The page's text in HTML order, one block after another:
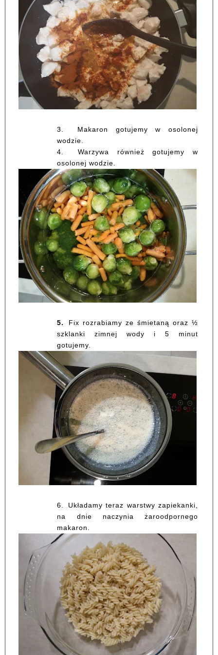
3.
Makaron gotujemy w osolonej
wodzie.
4.
Warzywa również gotujemy w
osolonej wodzie.
5.
Fix rozrabiamy ze śmietaną oraz ½
szklanki zimnej wody i 5 minut
gotujemy.
6.
Układamy teraz warstwy zapiekanki,
na dnie naczynia żaroodpornego
makaron.